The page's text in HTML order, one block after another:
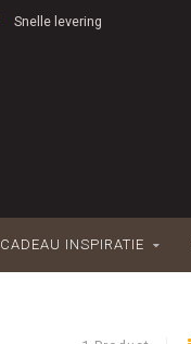
Snelle levering
CADEAU INSPIRATIE